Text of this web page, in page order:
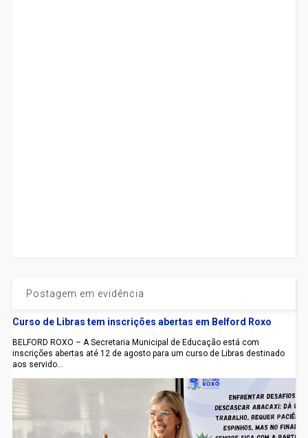
Postagem em evidência
Curso de Libras tem inscrições abertas em Belford Roxo
BELFORD ROXO – A Secretaria Municipal de Educação está com
inscrições abertas até 12 de agosto para um curso de Libras destinado
aos servido...